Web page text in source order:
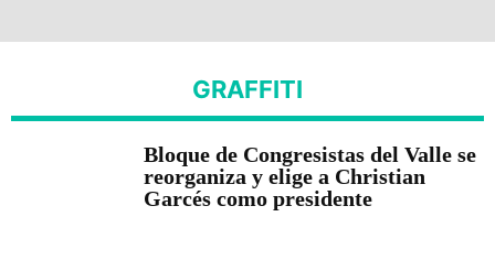
GRAFFITI
Bloque de Congresistas del Valle se
reorganiza y elige a Christian
Garcés como presidente